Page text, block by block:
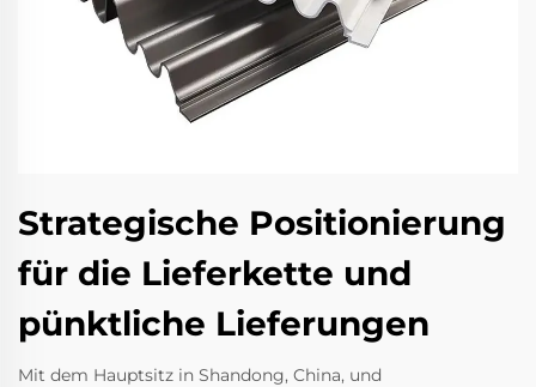
Strategische Positionierung
für die Lieferkette und
pünktliche Lieferungen
Mit dem Hauptsitz in Shandong, China, und